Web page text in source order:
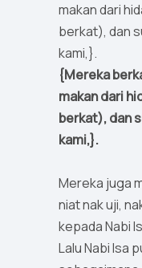
makan dari
berkat), dan
kami,}.
{Mereka
makan dari
berkat), dan
kami,}.
Mereka juga
niat nak uji,
kepada Nabi
Lalu Nabi Isa